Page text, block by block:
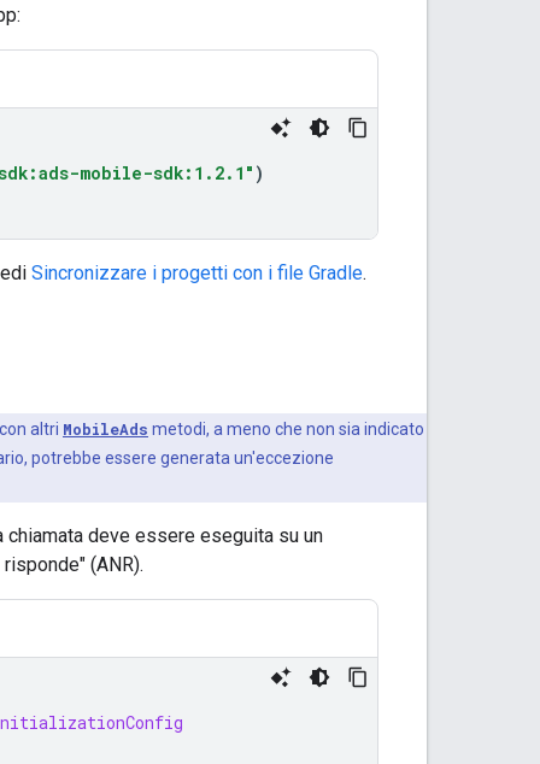
mobile-sdk:1.2.1" )
Sincronizzare i progetti con i file Gradle.
altri MobileAds metodi, a meno che non sia indicato
potrebbe essere generata un'eccezione
chiamata deve essere eseguita su un
(ANR).